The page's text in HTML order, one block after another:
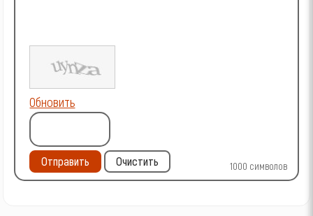
1000 символов
Обновить
Отправить Очистить